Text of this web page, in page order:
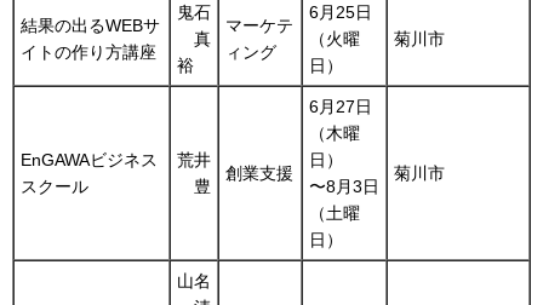
結果の出るWEBサ
イトの作り方講座
鬼石
真
裕
マーケテ
ィング
6月25日
（火曜
日）
菊川市
EnGAWAビジネス
スクール
荒井
豊
創業支援
6月27日
（木曜
日）
〜8月3日
（土曜
日）
菊川市
山名